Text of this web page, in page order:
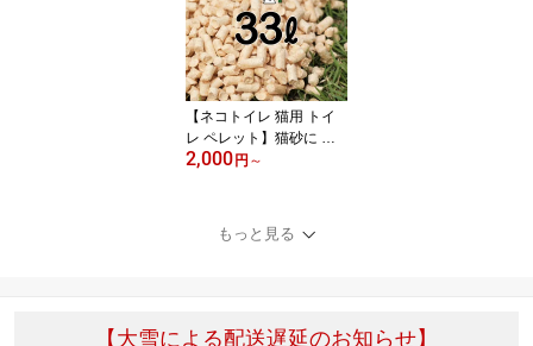
OK
【ネコトイレ 猫用 トイ
レ ペレット】猫砂に 商
品到着までの時間にゆと
無料 木質ペレット(真庭
ペレット) 20kg ペレット
2,000円 ～
もっと見る
【大雪による配送遅延のお知らせ】